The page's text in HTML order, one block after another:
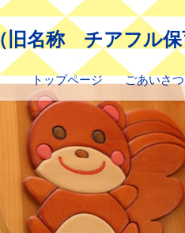
トップページ ごあいさつ